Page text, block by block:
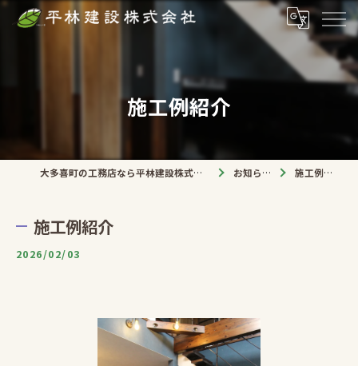
施工例紹介
大多喜町の工務店なら平林建設株式会社 お知らせ 施工例紹介
施工例紹介
2026/02/03